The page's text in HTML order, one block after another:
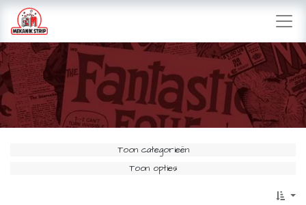
Toon categorieën
Toon opties